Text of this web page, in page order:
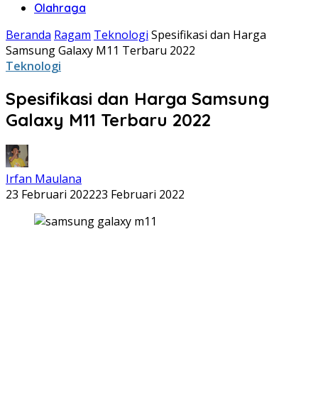
Olahraga
Beranda Ragam Teknologi Spesifikasi dan Harga
Samsung Galaxy M11 Terbaru 2022
Teknologi
Spesifikasi dan Harga Samsung
Galaxy M11 Terbaru 2022
Irfan Maulana
23 Februari 202223 Februari 2022